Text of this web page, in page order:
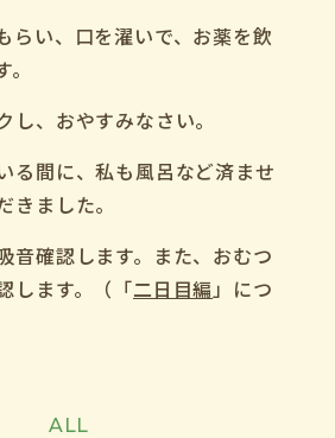
らい、口を濯いで、お薬を飲
し、おやすみなさい。
る間に、私も風呂など済ませ
きました。
確認します。 また、おむつ
します。（「二日目編」につ
ALL